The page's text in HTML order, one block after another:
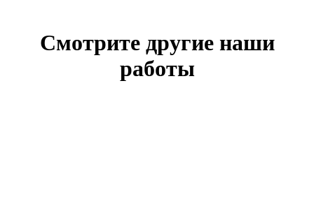
Смотрите другие наши
работы